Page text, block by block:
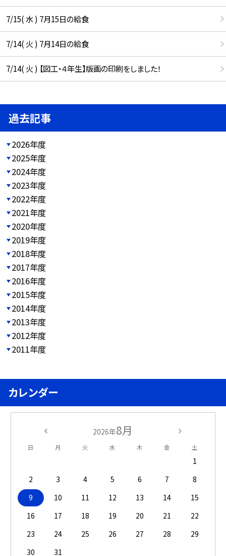
7/15( 水 ) 7月15日の給食
7/14( 火 ) 7月14日の給食
7/14( 火 ) 【図工・４年生】版画の印刷をしました！
過去記事
2026年度
2025年度
2024年度
2023年度
2022年度
2021年度
2020年度
2019年度
2018年度
2017年度
2016年度
2015年度
2014年度
2013年度
2012年度
2011年度
カレンダー
2026年8月
日 月 火 水 木 金 土
1
2
3 4 5 6 7
8
9
10 11 12 13 14
15
16
17 18 19 20 21
22
23
24 25 26 27 28
29
30
31